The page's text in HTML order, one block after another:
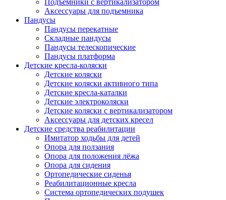
Подъемники с вертикализатором
Аксессуары для подъемника
Пандусы
Пандусы перекатные
Складные пандусы
Пандусы телескопические
Пандусы платформа
Детские кресла-коляски
Детские коляски
Детские коляски активного типа
Детские кресла-каталки
Детские электроколяски
Детские коляски с вертикализатором
Аксессуары для детских кресел
Детские средства реабилитации
Имитатор ходьбы для детей
Опора для ползания
Опора для положения лёжа
Опора для сидения
Ортопедические сиденья
Реабилитационные кресла
Система ортопедических подушек